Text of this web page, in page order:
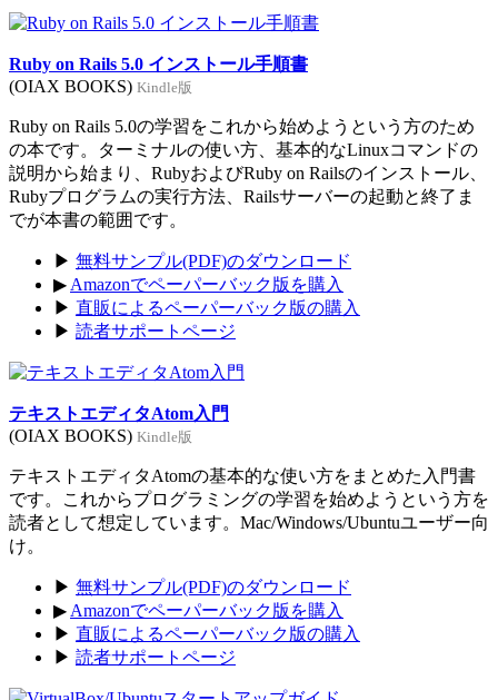
Ruby on Rails 5.0 インストール手順書
(OIAX BOOKS) Kindle版
Ruby on Rails 5.0の学習をこれから始めようという方のため
の本です。ターミナルの使い方、基本的なLinuxコマンドの
説明から始まり、RubyおよびRuby on Railsのインストール、
Rubyプログラムの実行方法、Railsサーバーの起動と終了ま
でが本書の範囲です。
▶ 無料サンプル(PDF)のダウンロード
▶ Amazonでペーパーバック版を購入
▶ 直販によるペーパーバック版の購入
▶ 読者サポートページ
テキストエディタAtom入門
(OIAX BOOKS) Kindle版
テキストエディタAtomの基本的な使い方をまとめた入門書
です。これからプログラミングの学習を始めようという方を
読者として想定しています。Mac/Windows/Ubuntuユーザー向
け。
▶ 無料サンプル(PDF)のダウンロード
▶ Amazonでペーパーバック版を購入
▶ 直販によるペーパーバック版の購入
▶ 読者サポートページ